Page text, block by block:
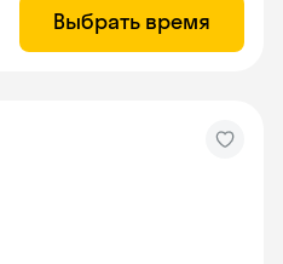
Выбрать время